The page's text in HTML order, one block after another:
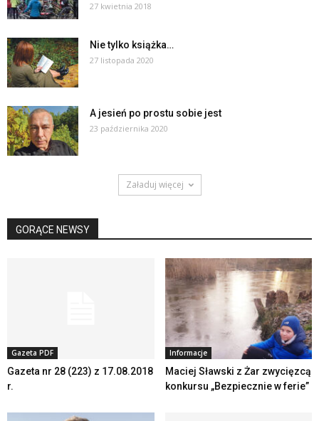
27 kwietnia 2018
Nie tylko książka…
27 listopada 2020
A jesień po prostu sobie jest
23 października 2020
Załaduj więcej
GORĄCE NEWSY
Gazeta PDF
Gazeta nr 28 (223) z 17.08.2018
r.
Informacje
Maciej Sławski z Żar zwycięzcą
konkursu „Bezpiecznie w ferie”